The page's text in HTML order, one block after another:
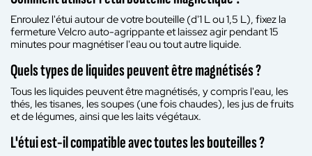
Enroulez l'étui autour de votre bouteille (d'1 L ou 1,5 L), fixez la
fermeture Velcro auto-agrippante et laissez agir pendant 15
minutes pour magnétiser l'eau ou tout autre liquide.
Quels types de liquides peuvent être magnétisés ?
Tous les liquides peuvent être magnétisés, y compris l'eau, les
thés, les tisanes, les soupes (une fois chaudes), les jus de fruits
et de légumes, ainsi que les laits végétaux.
L'étui est-il compatible avec toutes les bouteilles ?